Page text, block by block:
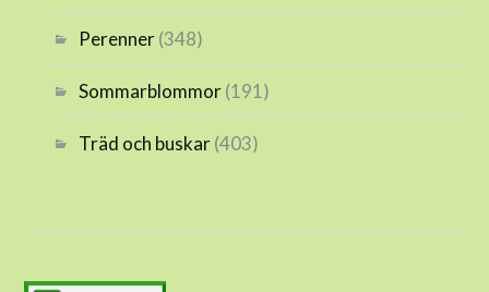
Perenner(348)
Sommarblommor(191)
Träd och buskar(403)